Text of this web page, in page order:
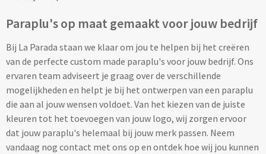
Alle gadgets
Reizen & Onderweg
Reisartikelen
Bagageriemen bedrukken
Paraplu's op maat gemaakt voor jouw bedrijf
Bij La Parada staan we klaar om jou te helpen bij het creëren
van de perfecte custom made paraplu's voor jouw bedrijf. Ons
ervaren team adviseert je graag over de verschillende
mogelijkheden en helpt je bij het ontwerpen van een paraplu
die aan al jouw wensen voldoet. Van het kiezen van de juiste
kleuren tot het toevoegen van jouw logo, wij zorgen ervoor
dat jouw paraplu's helemaal bij jouw merk passen. Neem
vandaag nog contact met ons op en ontdek hoe wij jou kunnen